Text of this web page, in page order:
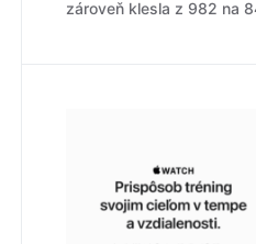
zároveň klesla z 982 na